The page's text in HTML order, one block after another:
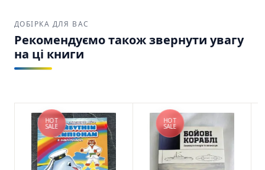
ДОБІРКА ДЛЯ ВАС
Рекомендуємо також звернути увагу
на ці книги
HOT
SALE
HOT
SALE